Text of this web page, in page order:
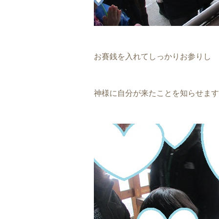
お賽銭を入れてしっかりお参りし
神様に自分が来たことを知らせま